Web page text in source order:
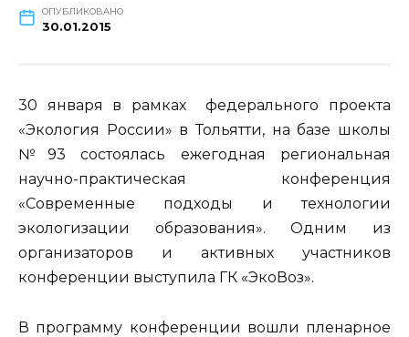
ОПУБЛИКОВАНО
30.01.2015
30 января в рамках федерального проекта
«Экология России» в Тольятти, на базе школы
№93 состоялась ежегодная региональная
научно-практическая конференция
«Современные подходы и технологии
экологизации образования». Одним из
организаторов и активных участников
конференции выступила ГК «ЭкоВоз».
В программу конференции вошли пленарное